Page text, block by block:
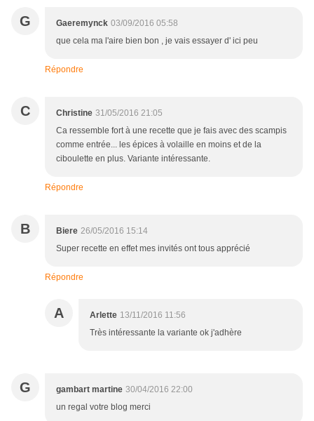
G Gaeremynck 03/09/2016 05:58
que cela ma l'aire bien bon , je vais essayer d' ici peu
Répondre
C Christine 31/05/2016 21:05
Ca ressemble fort à une recette que je fais avec des scampis
comme entrée... les épices à volaille en moins et de la
ciboulette en plus. Variante intéressante.
Répondre
B Biere 26/05/2016 15:14
Super recette en effet mes invités ont tous apprécié
Répondre
A Arlette 13/11/2016 11:56
Très intéressante la variante ok j'adhère
G gambart martine 30/04/2016 22:00
un regal votre blog merci